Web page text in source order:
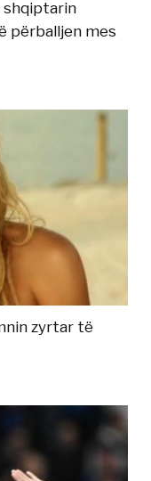
shqiptarin
përballjen mes
zyrtar të